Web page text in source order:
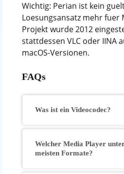
Wichtig: Perian ist kein
Loesungsansatz mehr fuer
Projekt wurde 2012
stattdessen VLC oder IINA
macOS-Versionen.
FAQs
Was ist ein Videocodec?
Welcher Media Player
meisten Formate?